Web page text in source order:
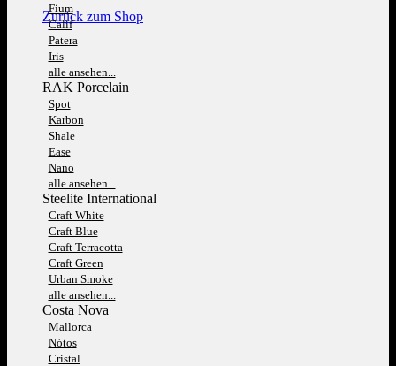
Zurück zum Shop
Fium
Calif
Patera
Iris
alle ansehen...
RAK Porcelain
Spot
Karbon
Shale
Ease
Nano
alle ansehen...
Steelite International
Craft White
Craft Blue
Craft Terracotta
Craft Green
Urban Smoke
alle ansehen...
Costa Nova
Mallorca
Nótos
Cristal